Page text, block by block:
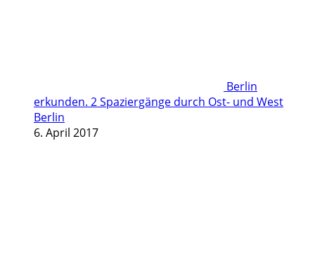
Berlin
erkunden. 2 Spaziergänge durch Ost- und West
Berlin
6. April 2017